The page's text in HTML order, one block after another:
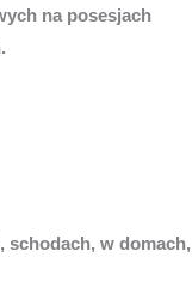
na posesjach
schodach, w domach,